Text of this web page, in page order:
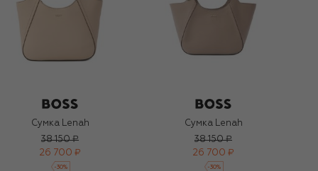
Сумка Lenah
38 150 ₽
26 700 ₽
-30%
Сумка Lenah
38 150 ₽
26 700 ₽
-30%